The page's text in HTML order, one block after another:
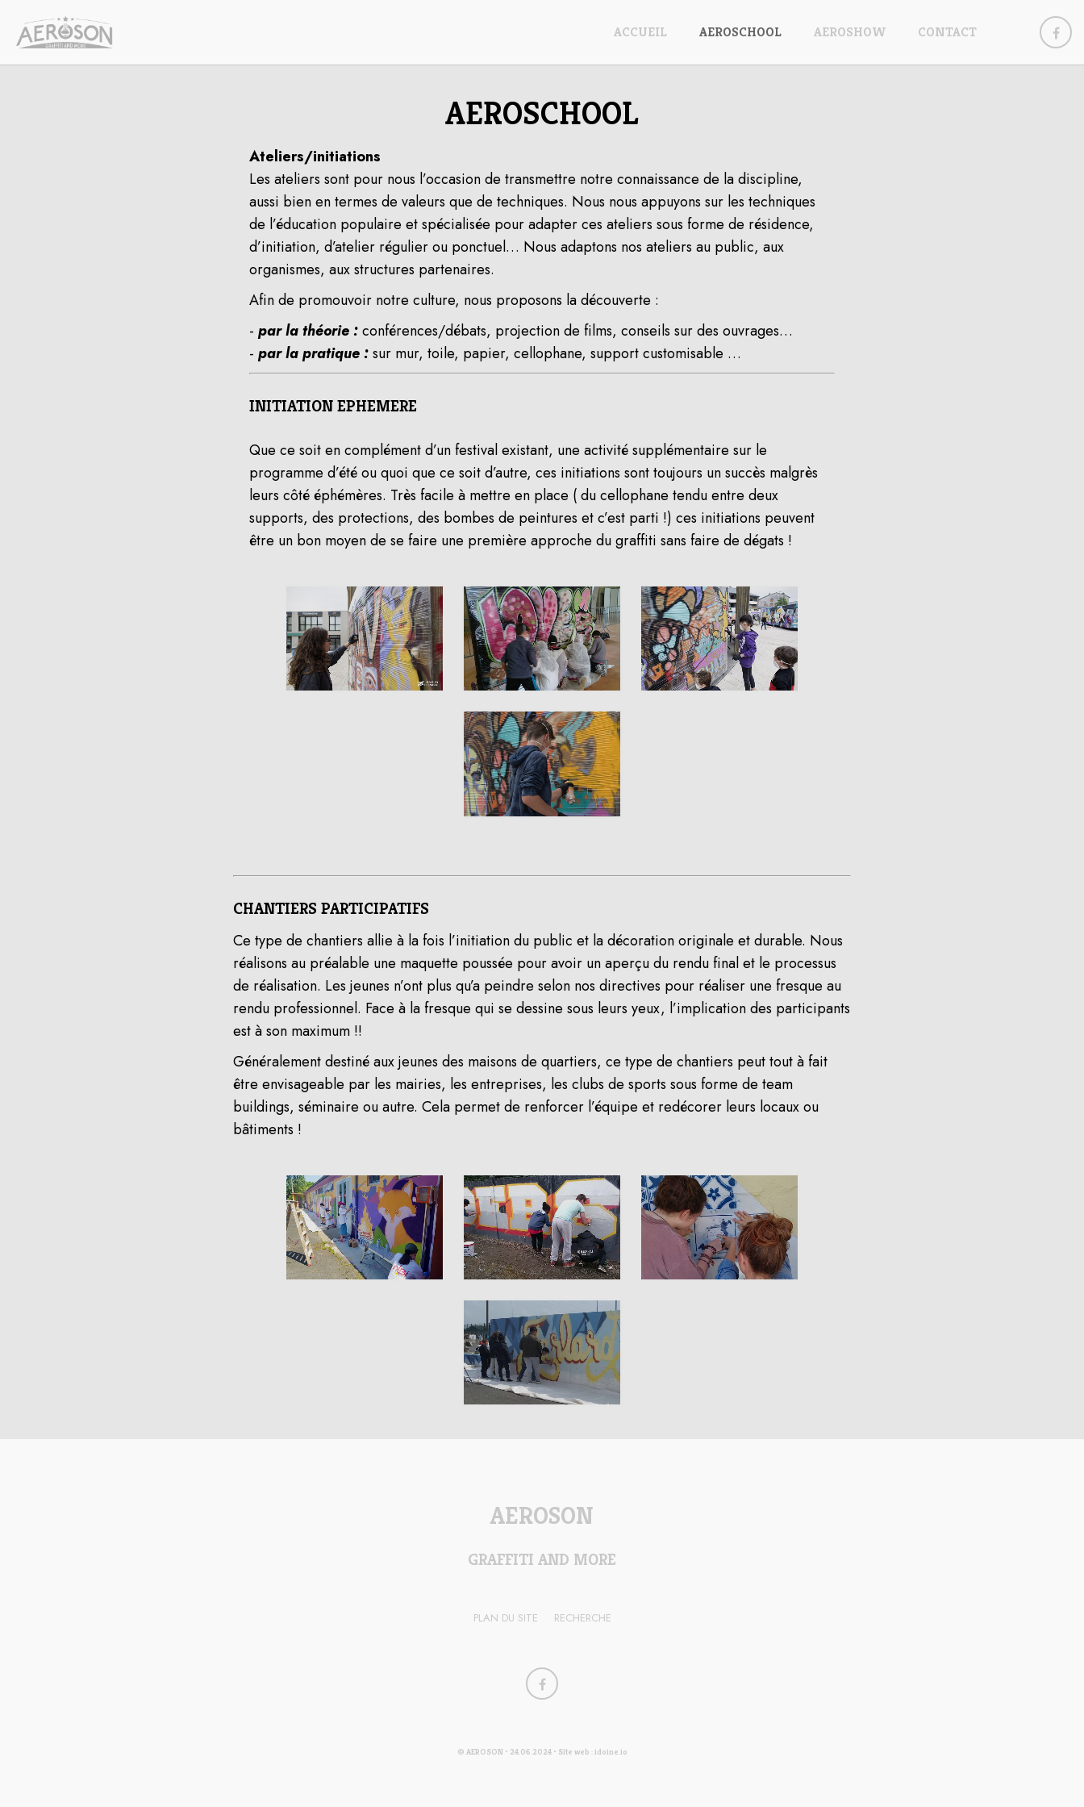
ACCUEIL AEROSCHOOL AEROSHOW CONTACT
AEROSCHOOL
Ateliers/initiations
Les ateliers sont pour nous l’occasion de transmettre notre connaissance de la discipline,
aussi bien en termes de valeurs que de techniques. Nous nous appuyons sur les techniques
de l’éducation populaire et spécialisée pour adapter ces ateliers sous forme de résidence,
d’initiation, d’atelier régulier ou ponctuel… Nous adaptons nos ateliers au public, aux
organismes, aux structures partenaires.
Afin de promouvoir notre culture, nous proposons la découverte :
- par la théorie :conférences/débats, projection de films, conseils sur des ouvrages…
- par la pratique :sur mur, toile, papier, cellophane, support customisable …
INITIATION EPHEMERE
Que ce soit en complément d’un festival existant, une activité supplémentaire sur le
programme d’été ou quoi que ce soit d’autre, ces initiations sont toujours un succès malgrès
leurs côté éphémères. Très facile à mettre en place ( du cellophane tendu entre deux
supports, des protections, des bombes de peintures et c’est parti !) ces initiations peuvent
être un bon moyen de se faire une première approche du graffiti sans faire de dégats !
CHANTIERS PARTICIPATIFS
Ce type de chantiers allie à la fois l’initiation du public et la décoration originale et durable. Nous
réalisons au préalable une maquette poussée pour avoir un aperçu du rendu final et le processus
de réalisation. Les jeunes n’ont plus qu’a peindre selon nos directives pour réaliser une fresque au
rendu professionnel. Face à la fresque qui se dessine sous leurs yeux, l’implication des participants
est à son maximum !!
Généralement destiné aux jeunes des maisons de quartiers, ce type de chantiers peut tout à fait
être envisageable par les mairies, les entreprises, les clubs de sports sous forme de team
buildings, séminaire ou autre. Cela permet de renforcer l’équipe et redécorer leurs locaux ou
bâtiments !
AEROSON
GRAFFITI AND MORE
PLAN DU SITE RECHERCHE
© AEROSON• 24.06.2024• Site web : idoine.io